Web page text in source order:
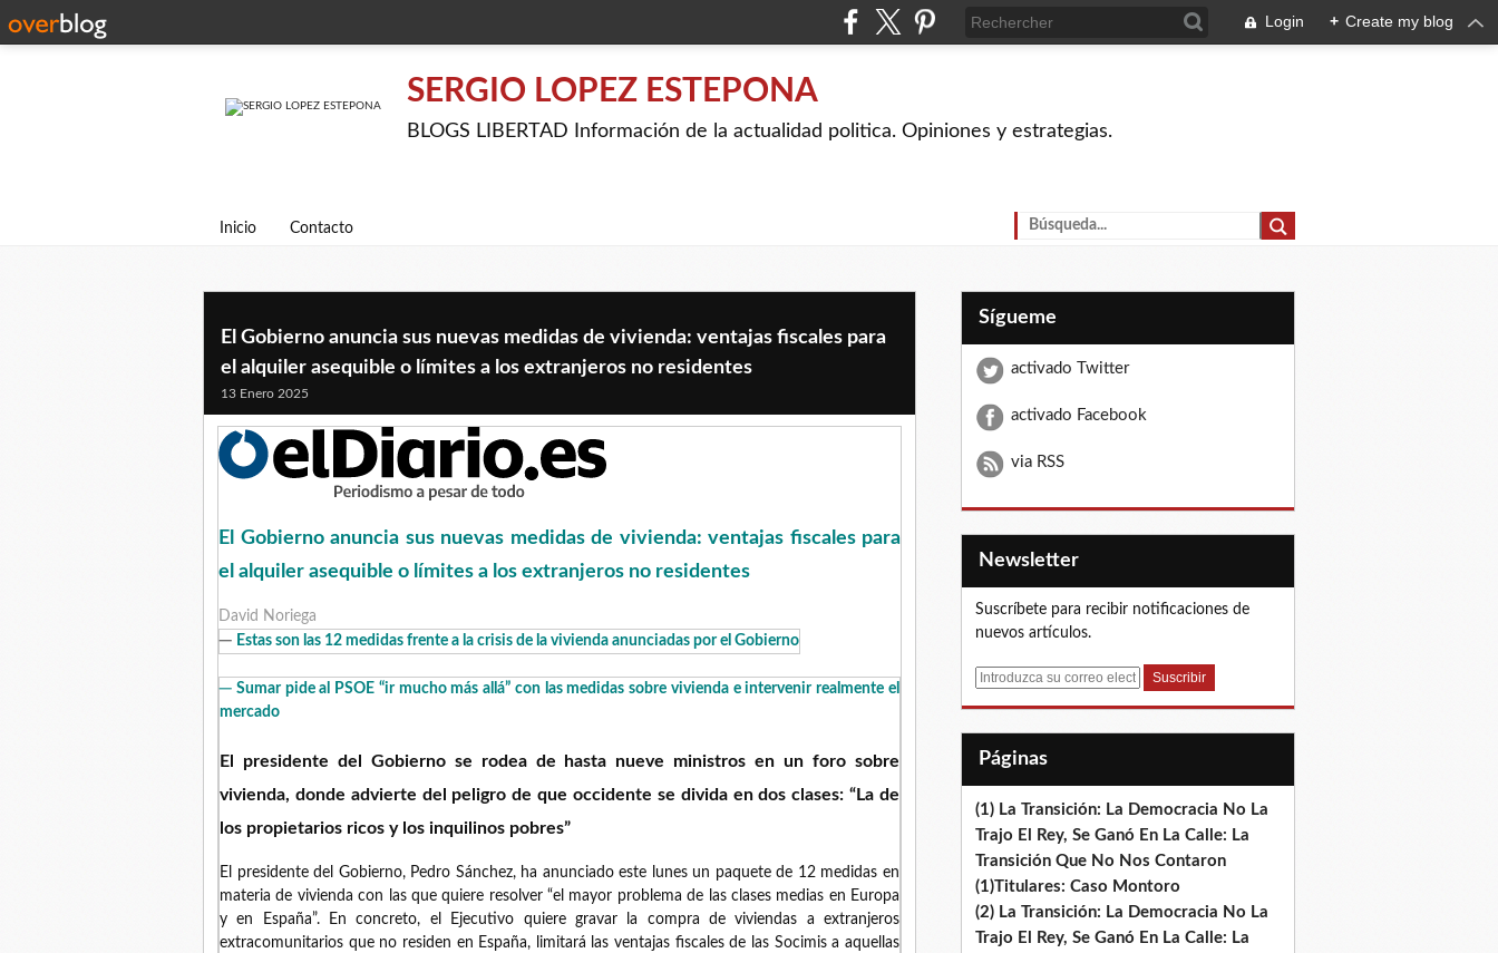
Login + Create my blog
SERGIO LOPEZ ESTEPONA
BLOGS LIBERTAD Información de la actualidad politica. Opiniones y estrategias.
Inicio Contacto
El Gobierno anuncia sus nuevas medidas de vivienda: ventajas fiscales para
el alquiler asequible o límites a los extranjeros no residentes
13 Enero 2025
El Gobierno anuncia sus nuevas medidas de vivienda: ventajas fiscales para
el alquiler asequible o límites a los extranjeros no residentes
David Noriega
─ Estas son las 12 medidas frente a la crisis de la vivienda anunciadas por el Gobierno
─ Sumar pide al PSOE “ir mucho más allá” con las medidas sobre vivienda e intervenir realmente el
mercado
El presidente del Gobierno se rodea de hasta nueve ministros en un foro sobre
vivienda, donde advierte del peligro de que occidente se divida en dos clases: “La de
los propietarios ricos y los inquilinos pobres”
El presidente del Gobierno, Pedro Sánchez, ha anunciado este lunes un paquete de 12 medidas en
materia de vivienda con las que quiere resolver “el mayor problema de las clases medias en Europa
y en España”. En concreto, el Ejecutivo quiere gravar la compra de viviendas a extranjeros
extracomunitarios que no residen en España, limitará las ventajas fiscales de las Socimis a aquellas
Sígueme
activado Twitter
activado Facebook
via RSS
Newsletter
Suscríbete para recibir notificaciones de
nuevos artículos.
E
Páginas
(1) La Transición: La Democracia No La
Trajo El Rey, Se Ganó En La Calle: La
Transición Que No Nos Contaron
(1)Titulares: Caso Montoro
(2) La Transición: La Democracia No La
Trajo El Rey, Se Ganó En La Calle: La